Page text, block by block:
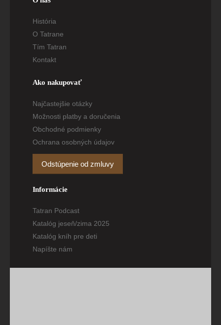
História
O Tatrane
Tím Tatran
Kontakt
Ako nakupovať
Najčastejšie otázky
Možnosti platby a doručenia
Obchodné podmienky
Ochrana osobných údajov
Odstúpenie od zmluvy
Informácie
Tatran Podcast
Katalóg jeseň/zima 2025
Katalóg kníh pre deti
Napíšte nám